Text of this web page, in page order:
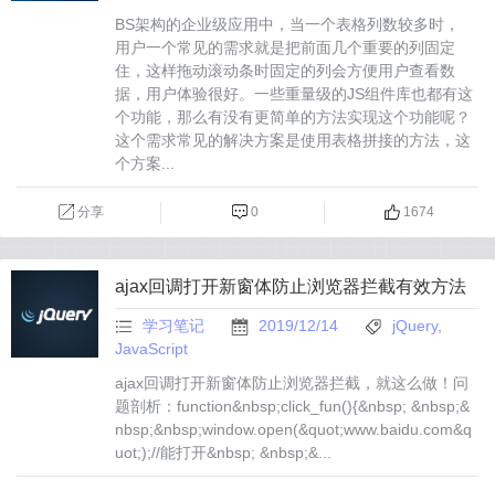
BS架构的企业级应用中，当一个表格列数较多时，
用户一个常见的需求就是把前面几个重要的列固定
住，这样拖动滚动条时固定的列会方便用户查看数
据，用户体验很好。一些重量级的JS组件库也都有这
个功能，那么有没有更简单的方法实现这个功能呢？
这个需求常见的解决方案是使用表格拼接的方法，这
个方案...
分享 0 1674
ajax回调打开新窗体防止浏览器拦截有效方法
学习笔记 2019/12/14 jQuery,
JavaScript
ajax回调打开新窗体防止浏览器拦截，就这么做！问
题剖析：function&nbsp;click_fun(){&nbsp; &nbsp;&
nbsp;&nbsp;window.open(&quot;www.baidu.com&q
uot;);//能打开&nbsp; &nbsp;&...